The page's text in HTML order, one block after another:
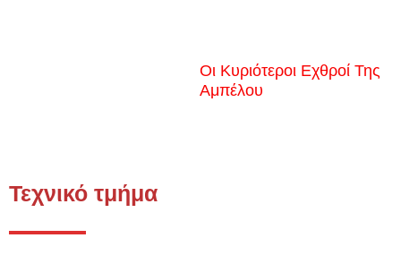
Οι Κυριότεροι Εχθροί Της
Αμπέλου
Τεχνικό τμήμα